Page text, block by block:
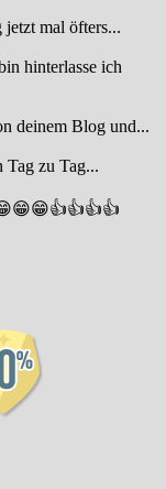
mal öfters...
hinterlasse ich
deinem Blog und...
zu Tag...